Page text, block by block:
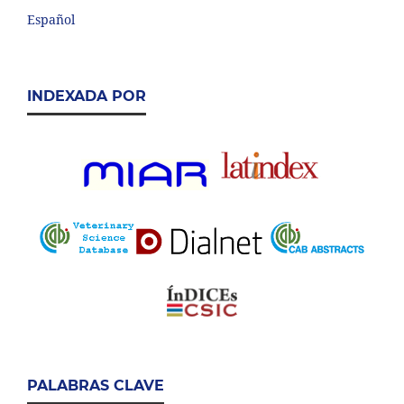
Español
INDEXADA POR
PALABRAS CLAVE